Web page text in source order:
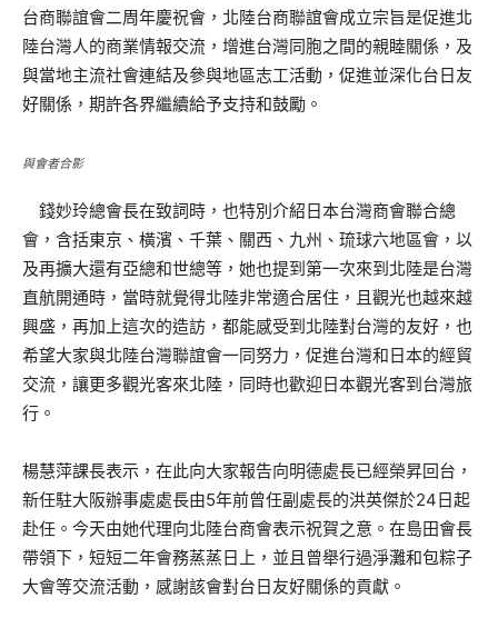
台商聯誼會二周年慶祝會，北陸台商聯誼會成立宗旨是促進北
陸台灣人的商業情報交流，增進台灣同胞之間的親睦關係，及
與當地主流社會連結及參與地區志工活動，促進並深化台日友
好關係，期許各界繼續給予支持和鼓勵。
與會者合影
錢妙玲總會長在致詞時，也特別介紹日本台灣商會聯合總
會，含括東京、橫濱、千葉、關西、九州、琉球六地區會，以
及再擴大還有亞總和世總等，她也提到第一次來到北陸是台灣
直航開通時，當時就覺得北陸非常適合居住，且觀光也越來越
興盛，再加上這次的造訪，都能感受到北陸對台灣的友好，也
希望大家與北陸台灣聯誼會一同努力，促進台灣和日本的經貿
交流，讓更多觀光客來北陸，同時也歡迎日本觀光客到台灣旅
行。
楊慧萍課長表示，在此向大家報告向明德處長已經榮昇回台，
新任駐大阪辦事處處長由5年前曾任副處長的洪英傑於24日起
赴任。今天由她代理向北陸台商會表示祝賀之意。在島田會長
帶領下，短短二年會務蒸蒸日上，並且曾舉行過淨灘和包粽子
大會等交流活動，感謝該會對台日友好關係的貢獻。